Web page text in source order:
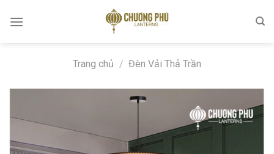
Trang chủ / Đèn Vải Thả Trần